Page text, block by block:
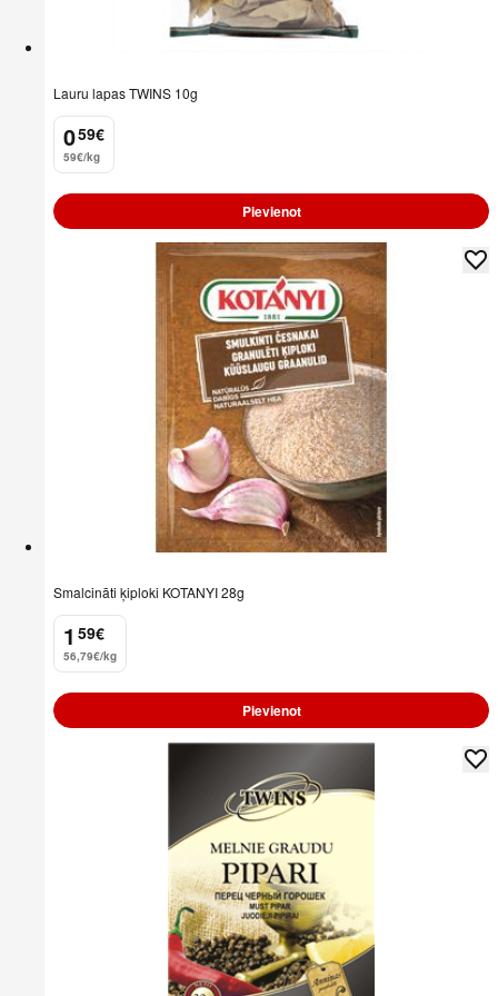
Lauru lapas TWINS 10g
0
. 59€
59€/kg
Pievienot
Smalcināti ķiploki KOTANYI 28g
1
. 59€
56,79€/kg
Pievienot